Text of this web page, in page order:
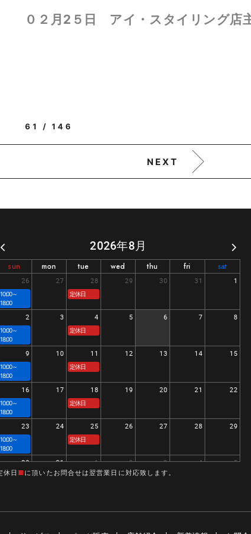
イ・スタイリング店
61 / 146
NEXT
2026年8月
sun mon tue wed thu fri sat
26
10:00～
18:00
27 28
定休日
29 30 31 1
2
10:00～
18:00
3 4
定休日
5 6 7 8
9
10:00～
18:00
10 11
定休日
12 13 14 15
16
10:00～
18:00
17 18
定休日
19 20 21 22
23
10:00～
18:00
24 25
定休日
26 27 28 29
30
10:00～
31 1
定休日
2 3 4 5
休日 ■ に頂いたお問合せは翌営業日に対応致します。